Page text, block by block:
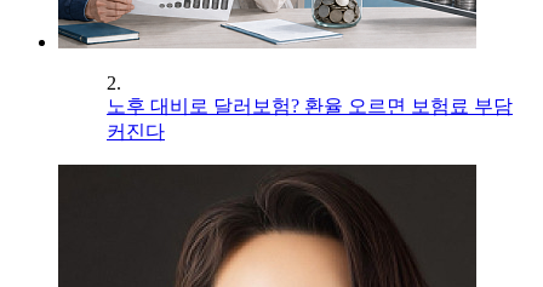
2.
노후 대비로 달러보험? 환율 오르면 보험료 부담
커진다